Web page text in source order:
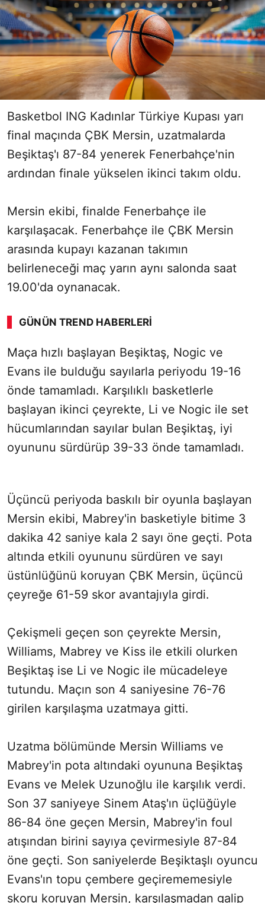
Basketbol ING Kadınlar Türkiye Kupası yarı
final maçında ÇBK Mersin, uzatmalarda
Beşiktaş'ı 87-84 yenerek Fenerbahçe'nin
ardından finale yükselen ikinci takım oldu.
Mersin ekibi, finalde Fenerbahçe ile
karşılaşacak. Fenerbahçe ile ÇBK Mersin
arasında kupayı kazanan takımın
belirleneceği maç yarın aynı salonda saat
19.00'da oynanacak.
GÜNÜN TREND HABERLERI
Maça hızlı başlayan Beşiktaş, Nogic ve
Evans ile bulduğu sayılarla periyodu 19-16
önde tamamladı. Karşılıklı basketlerle
başlayan ikinci çeyrekte, Li ve Nogic ile set
hücumlarından sayılar bulan Beşiktaş, iyi
oyununu sürdürüp 39-33 önde tamamladı.
Üçüncü periyoda baskılı bir oyunla başlayan
Mersin ekibi, Mabrey'in basketiyle bitime 3
dakika 42 saniye kala 2 sayı öne geçti. Pota
altında etkili oyununu sürdüren ve sayı
üstünlüğünü koruyan ÇBK Mersin, üçüncü
çeyreğe 61-59 skor avantajıyla girdi.
Çekişmeli geçen son çeyrekte Mersin,
Williams, Mabrey ve Kiss ile etkili olurken
Beşiktaş ise Li ve Nogic ile mücadeleye
tutundu. Maçın son 4 saniyesine 76-76
girilen karşılaşma uzatmaya gitti.
Uzatma bölümünde Mersin Williams ve
Mabrey'in pota altındaki oyununa Beşiktaş
Evans ve Melek Uzunoğlu ile karşılık verdi.
Son 37 saniyeye Sinem Ataş'ın üçlüğüyle
86-84 öne geçen Mersin, Mabrey'in foul
atışından birini sayıya çevirmesiyle 87-84
öne geçti. Son saniyelerde Beşiktaşlı oyuncu
Evans'ın topu çembere geçirememesiyle
skoru koruyan Mersin, karşılaşmadan galip